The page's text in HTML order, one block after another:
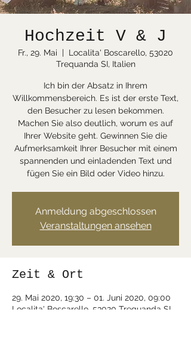
Hochzeit V & J
Fr., 29. Mai
  |
Localita' Boscarello, 53020
Trequanda SI, Italien
Ich bin der Absatz in Ihrem
Willkommensbereich. Es ist der erste Text,
den Besucher zu lesen bekommen.
Machen Sie also deutlich, worum es auf
Ihrer Website geht. Gewinnen Sie die
Aufmerksamkeit Ihrer Besucher mit einem
spannenden und einladenden Text und
fügen Sie ein Bild oder Video hinzu.
Anmeldung abgeschlossen
Veranstaltungen ansehen
Zeit & Ort
29. Mai 2020, 19:30 – 01. Juni 2020, 09:00
Localita' Boscarello, 53020 Trequanda SI,